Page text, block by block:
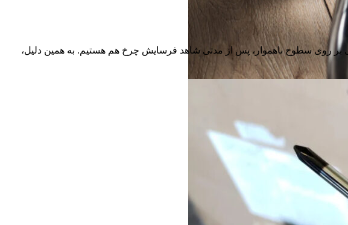
بر روی سطوح ناهموار، پس از مدتی شاهد فرسایش چرخ هم هستیم. به همین دلیل،